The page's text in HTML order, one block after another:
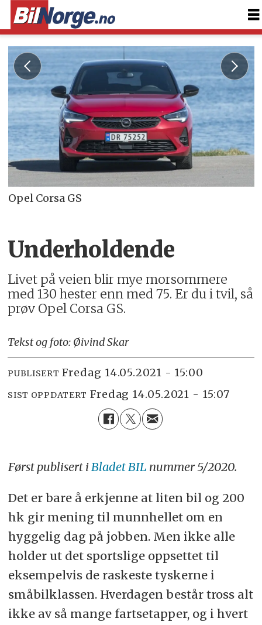
Opel Corsa GS
Underholdende
Livet på veien blir mye morsommere
med 130 hester enn med 75. Er du i tvil, så
prøv Opel Corsa GS.
Tekst og foto: Øivind Skar
PUBLISERT fredag 14.05.2021 - 15:00
SIST OPPDATERT fredag 14.05.2021 - 15:07
Først publisert iBladet BIL nummer 5/2020.
Det er bare å erkjenne at liten bil og 200
hk gir mening til munnhellet om en
hyggelig dag på jobben. Men ikke alle
holder ut det sportslige oppsettet til
eksempelvis de raskeste tyskerne i
småbilklassen. Hverdagen består tross alt
ikke av så mange fartsetapper, og i hvert